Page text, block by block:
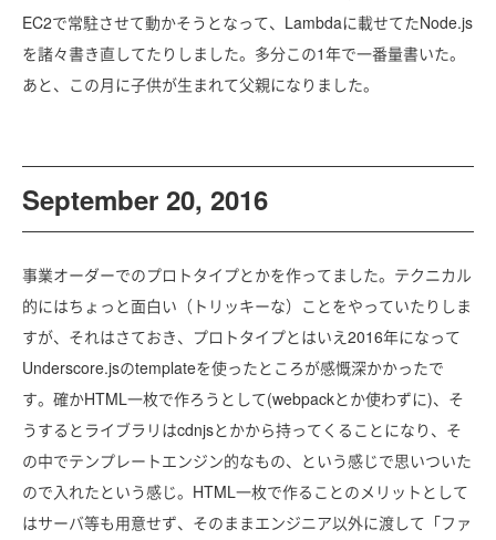
EC2で常駐させて動かそうとなって、Lambdaに載せてたNode.js
を諸々書き直してたりしました。多分この1年で一番量書いた。
あと、この月に子供が生まれて父親になりました。
September 20, 2016
事業オーダーでのプロトタイプとかを作ってました。テクニカル
的にはちょっと面白い（トリッキーな）ことをやっていたりしま
すが、それはさておき、プロトタイプとはいえ2016年になって
Underscore.jsのtemplateを使ったところが感慨深かかったで
す。確かHTML一枚で作ろうとして(webpackとか使わずに)、そ
うするとライブラリはcdnjsとかから持ってくることになり、そ
の中でテンプレートエンジン的なもの、という感じで思いついた
ので入れたという感じ。HTML一枚で作ることのメリットとして
はサーバ等も用意せず、そのままエンジニア以外に渡して「ファ